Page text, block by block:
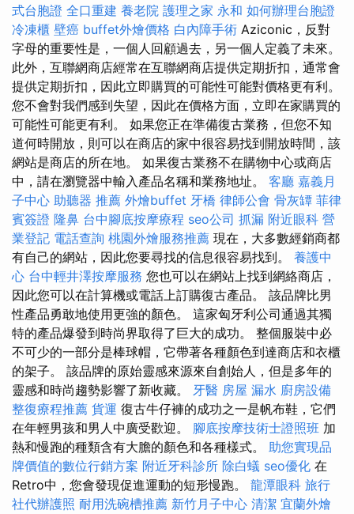
式台胞證 全口重建 養老院 護理之家 永和 如何辦理台胞證
冷凍櫃 壁癌 buffet外燴價格 白內障手術 Aziconic，反對
字母的重要性是，一個人回顧過去，另一個人定義了未來。
此外，互聯網商店經常在互聯網商店提供定期折扣，通常會
提供定期折扣，因此立即購買的可能性可能對價格更有利。
您不會對我們感到失望，因此在價格方面，立即在家購買的
可能性可能更有利。 如果您正在準備復古業務，但您不知
道何時開放，則可以在商店的家中很容易找到開放時間，該
網站是商店的所在地。 如果復古業務不在購物中心或商店
中，請在瀏覽器中輸入產品名稱和業務地址。 客廳 嘉義月
子中心 助聽器 推薦 外燴buffet 牙橋 律師公會 骨灰罈 菲律
賓簽證 隆鼻 台中腳底按摩療程 seo公司 抓漏 附近眼科 營
業登記 電話查詢 桃園外燴服務推薦 現在，大多數經銷商都
有自己的網站，因此您要尋找的信息很容易找到。 養護中
心 台中輕井澤按摩服務 您也可以在網站上找到網絡商店，
因此您可以在計算機或電話上訂購復古產品。 該品牌比男
性產品勇敢地使用更強的顏色。 這家匈牙利公司通過其獨
特的產品爆發到時尚界取得了巨大的成功。 整個服裝中必
不可少的一部分是棒球帽，它帶著各種顏色到達商店和衣櫃
的架子。 該品牌的原始靈感來源來自創始人，但是多年的
靈感和時尚趨勢影響了新收藏。 牙醫 房屋 漏水 廚房設備
整復療程推薦 貨運 復古牛仔褲的成功之一是帆布鞋，它們
在年輕男孩和男人中廣受歡迎。 腳底按摩技術士證照班 加
熱和慢跑的種類含有大膽的顏色和各種樣式。 助您實現品
牌價值的數位行銷方案 附近牙科診所 除白蟻 seo優化 在
Retro中，您會發現促進運動的短形慢跑。 龍潭眼科 旅行
社代辦護照 耐用洗碗槽推薦 新竹月子中心 清潔 宜蘭外燴